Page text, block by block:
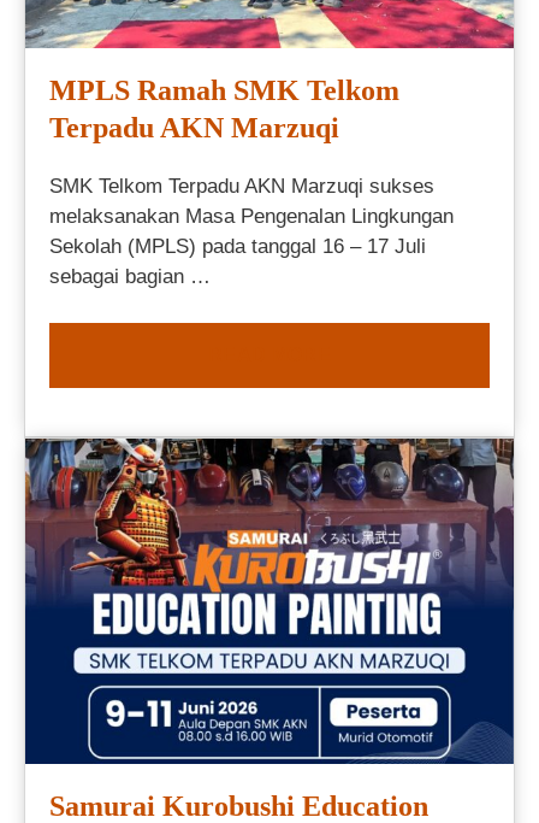
MPLS Ramah SMK Telkom
Terpadu AKN Marzuqi
SMK Telkom Terpadu AKN Marzuqi sukses
melaksanakan Masa Pengenalan Lingkungan
Sekolah (MPLS) pada tanggal 16 – 17 Juli
sebagai bagian …
Samurai Kurobushi Education